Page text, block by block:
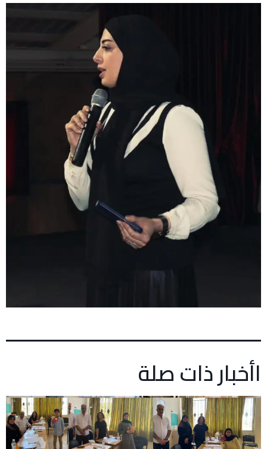
اأخبار ذات صلة